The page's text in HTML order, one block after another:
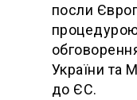
посли
процедурою
України та
до ЄС.